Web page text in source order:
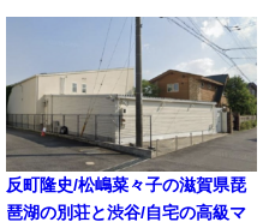
反町隆史/松嶋菜々子の滋賀県琵
琶湖の別荘と渋谷/自宅の高級マ